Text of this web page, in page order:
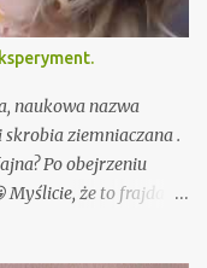
naukowa nazwa
ziemniaczana .
Po obejrzeniu
że to frajda